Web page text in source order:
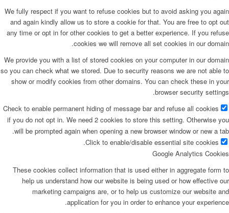
We fully respect if you want to refuse cookies but to avoid asking you
and again kindly allow us to store a cookie for that. You are free to opt
any time or opt in for other cookies to get a better experience. If you
cookies we will remove all set cookies in our
We provide you with a list of stored cookies on your computer in our
so you can check what we stored. Due to security reasons we are not able
show or modify cookies from other domains. You can check these in
browser security
Check to enable permanent hiding of message bar and refuse all cookies
if you do not opt in. We need 2 cookies to store this setting. Otherwise
will be prompted again when opening a new browser window or new a
Click to enable/disable essential site cookies.
Google Analytics
These cookies collect information that is used either in aggregate form
help us understand how our website is being used or how effective
marketing campaigns are, or to help us customize our website
application for you in order to enhance your